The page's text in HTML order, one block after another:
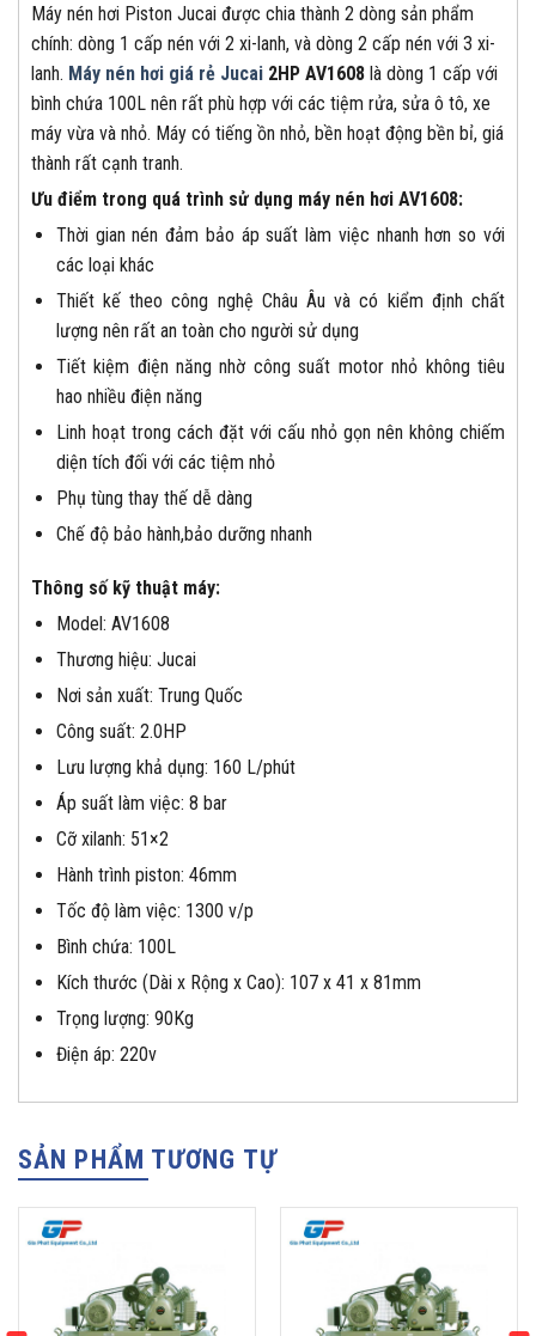
Máy nén hơi Piston Jucai được chia thành 2 dòng sản phẩm
chính: dòng 1 cấp nén với 2 xi-lanh, và dòng 2 cấp nén với 3 xi-
lanh. Máy nén hơi giá rẻ Jucai 2HP AV1608 là dòng 1 cấp với
bình chứa 100L nên rất phù hợp với các tiệm rửa, sửa ô tô, xe
máy vừa và nhỏ. Máy có tiếng ồn nhỏ, bền hoạt động bền bỉ, giá
thành rất cạnh tranh.
Ưu điểm trong quá trình sử dụng máy nén hơi AV1608:
Thời gian nén đảm bảo áp suất làm việc nhanh hơn so với
các loại khác
Thiết kế theo công nghệ Châu Âu và có kiểm định chất
lượng nên rất an toàn cho người sử dụng
Tiết kiệm điện năng nhờ công suất motor nhỏ không tiêu
hao nhiều điện năng
Linh hoạt trong cách đặt với cấu nhỏ gọn nên không chiếm
diện tích đối với các tiệm nhỏ
Phụ tùng thay thế dễ dàng
Chế độ bảo hành,bảo dưỡng nhanh
Thông số kỹ thuật máy:
Model: AV1608
Thương hiệu: Jucai
Nơi sản xuất: Trung Quốc
Công suất: 2.0HP
Lưu lượng khả dụng: 160 L/phút
Áp suất làm việc: 8 bar
Cỡ xilanh: 51×2
Hành trình piston: 46mm
Tốc độ làm việc: 1300 v/p
Bình chứa: 100L
Kích thước (Dài x Rộng x Cao): 107 x 41 x 81mm
Trọng lượng: 90Kg
Điện áp: 220v
SẢN PHẨM TƯƠNG TỰ